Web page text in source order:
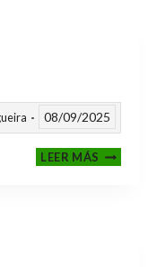
08/09/2025
LEER MÁSIII